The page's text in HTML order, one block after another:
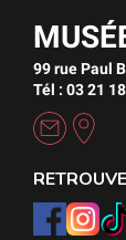
99 rue Paul
Tél : 03 21